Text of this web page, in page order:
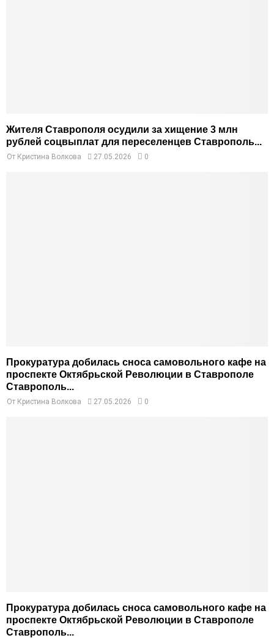
Жителя Ставрополя осудили за хищение 3 млн
рублей соцвыплат для переселенцев Ставрополь...
От Кристина Волкова 27.05.2026 0
Прокуратура добилась сноса самовольного кафе на
проспекте Октябрьской Революции в Ставрополе
Ставрополь...
От Кристина Волкова 27.05.2026 0
Прокуратура добилась сноса самовольного кафе на
проспекте Октябрьской Революции в Ставрополе
Ставрополь...